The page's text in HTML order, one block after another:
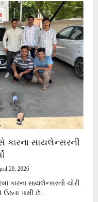
કારના સાયલેન્સરની
20, 2026
કારના સાયલેન્સરની ચોરી
પામી છે...